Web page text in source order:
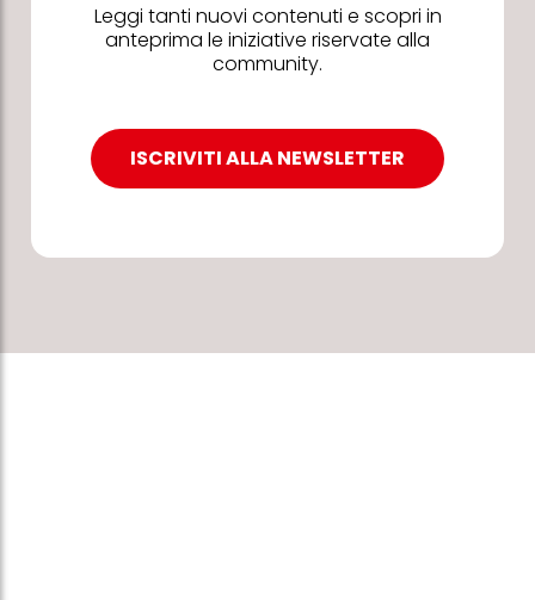
Leggi tanti nuovi contenuti e scopri in
anteprima le iniziative riservate alla
community.
ISCRIVITI ALLA NEWSLETTER